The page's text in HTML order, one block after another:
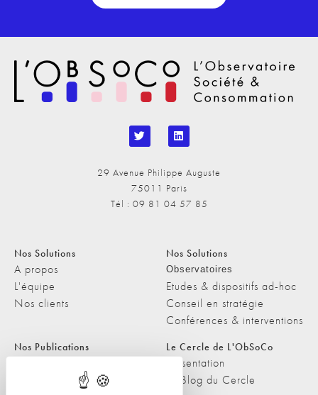
29 Avenue Philippe Auguste
75011 Paris
Tél : 09 81 04 57 85
Nos Solutions
A propos
L'équipe
Nos clients
Nos Solutions
Observatoires
Etudes & dispositifs ad-hoc
Conseil en stratégie
Conférences & interventions
Nos Publications
Les Podcasts de L'ObSoCo
Le Cercle de L'ObSoCo
Présentation
Le Blog du Cercle